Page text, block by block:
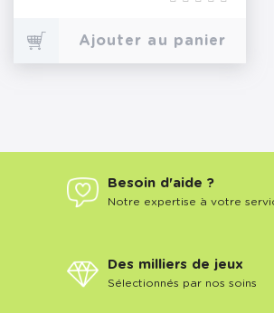
Ajouter au panier
Besoin d'aide ?
Notre expertise à votre
Des milliers de jeux
Sélectionnés par nos soins